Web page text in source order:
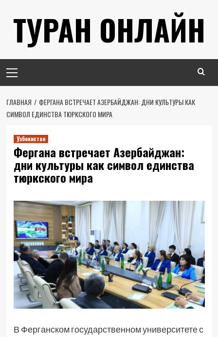
содержимому
ТУРАН ОНЛАЙН
меню
ГЛАВНАЯ
ФЕРГАНА ВСТРЕЧАЕТ АЗЕРБАЙДЖАН: ДНИ КУЛЬТУРЫ КАК
СИМВОЛ ЕДИНСТВА ТЮРКСКОГО МИРА
Узбекистан
Фергана встречает Азербайджан:
дни культуры как символ единства
тюркского мира
В Ферганском государственном университете с